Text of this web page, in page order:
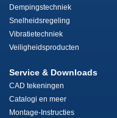
Dempingstechniek
Snelheidsregeling
Vibratietechniek
Veiligheidsproducten
Service & Downloads
CAD tekeningen
Catalogi en meer
Montage-Instructies